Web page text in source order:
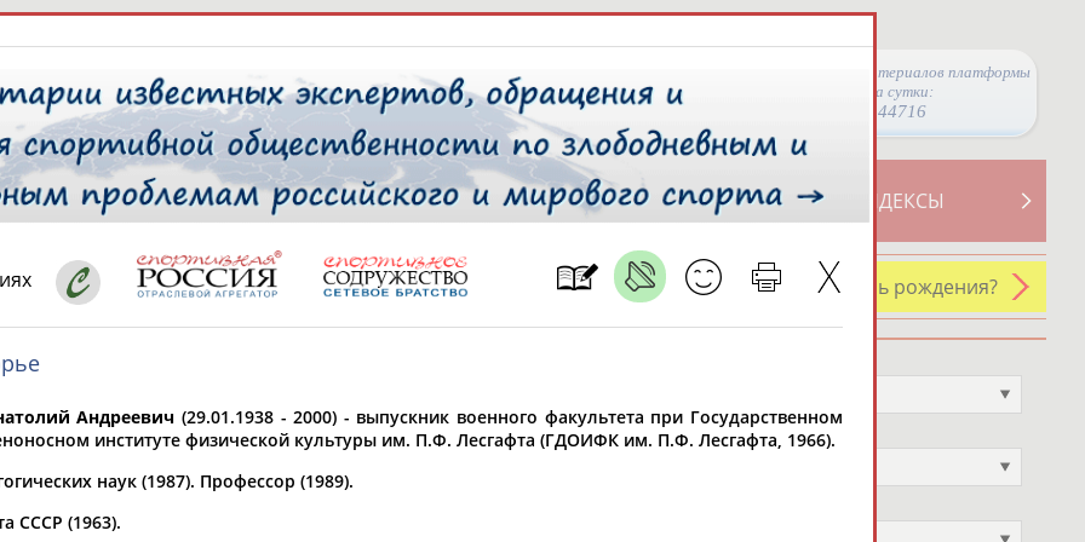
Просмотры материалов платформы
за сутки:
44716
СВОДНЫЕ ИНДЕКСЫ
ТАБЛО АКТИВНОСТИ
РЕСУРСНАЯ ПЛОЩАДКА
У кого сегодня день рождения?
регион*
* для действующих спортсменов
рождения
Спортивное звание
Андреевич (29.01.1938 - 2000) - выпускник военного факультета при Государственном
институте физической культуры им. П.Ф. Лесгафта (ГДОИФК им. П.Ф. Лесгафта, 1966).
наук (1987). Профессор (1989).
СССР (1963).